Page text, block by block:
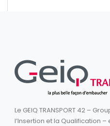
Le GEIQ TRANSPORT 42 –
l’Insertion et la Qualification